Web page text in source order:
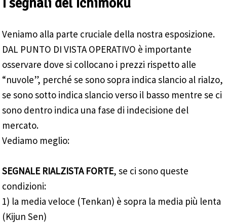
Veniamo alla parte cruciale della nostra esposizione.
DAL PUNTO DI VISTA OPERATIVO è importante
osservare dove si collocano i prezzi rispetto alle
“nuvole”, perché se sono sopra indica slancio al rialzo,
se sono sotto indica slancio verso il basso mentre se ci
sono dentro indica una fase di indecisione del
mercato.
Vediamo meglio:
SEGNALE RIALZISTA FORTE, se ci sono queste
condizioni:
1) la media veloce (Tenkan) è sopra la media più lenta
(Kijun Sen)